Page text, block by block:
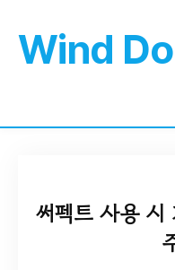
Wind
써펙트 사용 시